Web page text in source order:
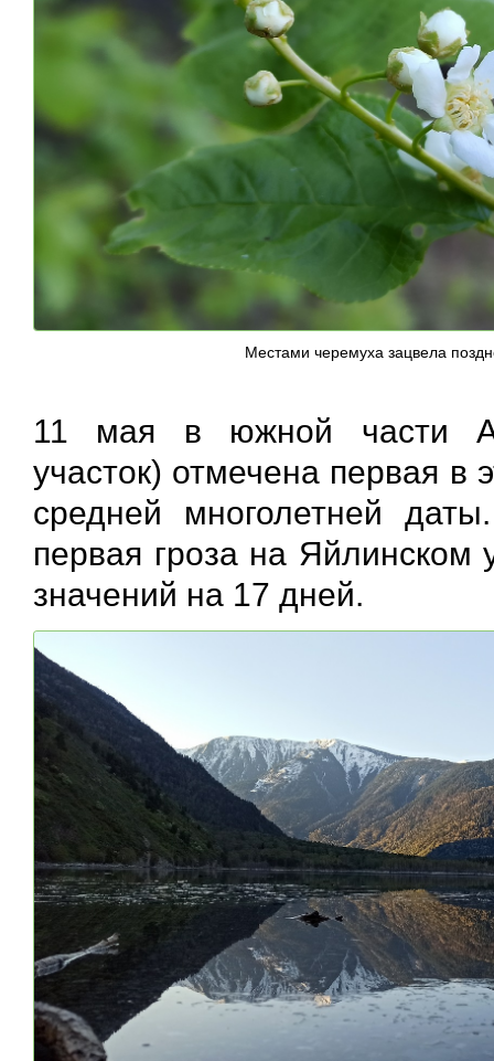
Местами черемуха зацвела
11 мая в южной части
участок) отмечена первая в
средней многолетней
первая гроза на Яйлинском
значений на 17 дней.